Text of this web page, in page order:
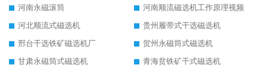
河南永磁滚筒
河南顺流磁选机工作原理视频
河北顺流式磁选机
贵州履带式干选磁选机
邢台干选铁矿磁选机厂
贺州永磁筒式磁选机
甘肃永磁筒式磁选机
青海贫铁矿干式磁选机